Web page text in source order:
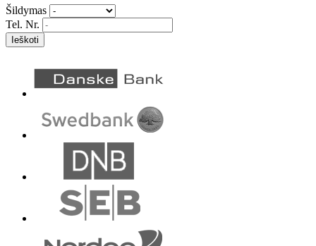
Šildymas
Tel. Nr.